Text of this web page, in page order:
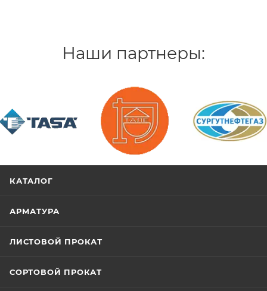
Наши партнеры:
КАТАЛОГ
АРМАТУРА
ЛИСТОВОЙ ПРОКАТ
СОРТОВОЙ ПРОКАТ